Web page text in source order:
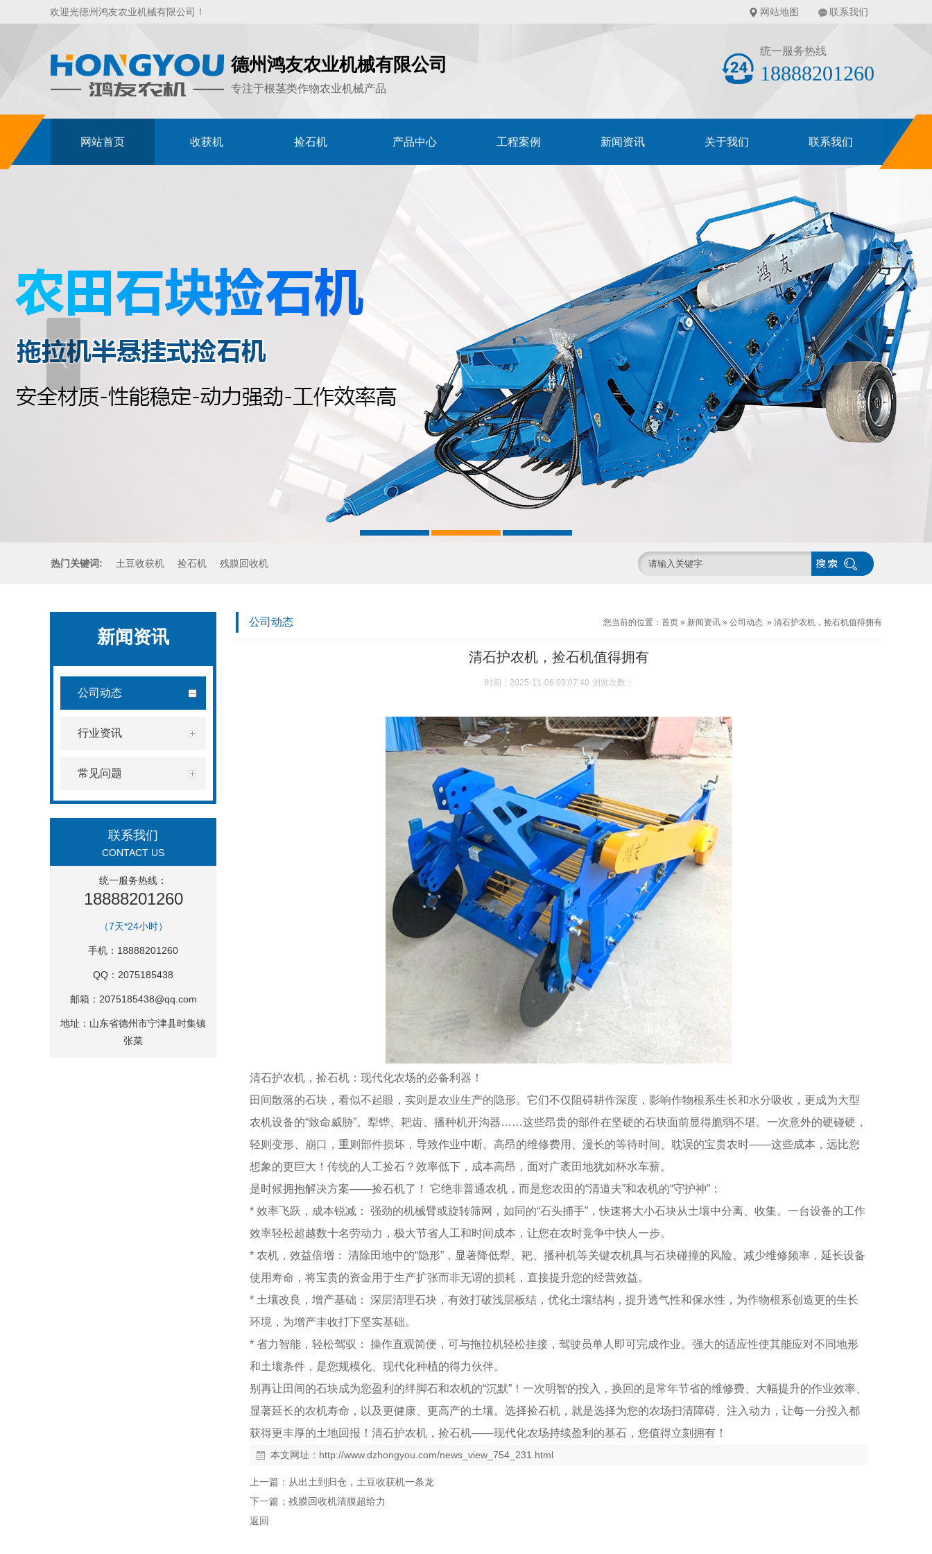
欢迎光德州鸿友农业机械有限公司！ 网站地图 联系我们
德州鸿友农业机械有限公司
专注于根茎类作物农业机械产品
统一服务热线
18888201260
网站首页 收获机 捡石机 产品中心 工程案例 新闻资讯 关于我们 联系我们
热门关键词: 土豆收获机 捡石机 残膜回收机
新闻资讯
公司动态
行业资讯
常见问题
联系我们
CONTACT US
统一服务热线：
18888201260
（7天*24小时）
手机：18888201260
QQ：2075185438
邮箱： 2075185438@qq.com
地址：山东省德州市宁津县时集镇
张菜
公司动态 您当前的位置： 首页 » 新闻资讯 » 公司动态 » 清石护农机，捡石机值得拥有
清石护农机，捡石机值得拥有
时间：2025-11-06 09:07:40 浏览次数：
清石护农机， 捡石机 ：现代化农场的必备利器！
田间散落的石块，看似不起眼，实则是农业生产的隐形。它们不仅阻碍耕作深度，影响作物根系生长和水分吸收，更成为大型
农机设备的“致命威胁”。犁铧、耙齿、播种机开沟器……这些昂贵的部件在坚硬的石块面前显得脆弱不堪。一次意外的硬碰硬，
轻则变形、崩口，重则部件损坏，导致作业中断。高昂的维修费用、漫长的等待时间、耽误的宝贵农时——这些成本，远比您
想象的更巨大！传统的人工捡石？效率低下，成本高昂，面对广袤田地犹如杯水车薪。
是时候拥抱解决方案——捡石机了！ 它绝非普通农机，而是您农田的“清道夫”和农机的“守护神”：
* 效率飞跃，成本锐减： 强劲的机械臂或旋转筛网，如同的“石头捕手”，快速将大小石块从土壤中分离、收集。一台设备的工作
效率轻松超越数十名劳动力，极大节省人工和时间成本，让您在农时竞争中快人一步。
* 农机，效益倍增： 清除田地中的“隐形”，显著降低犁、耙、播种机等关键农机具与石块碰撞的风险。减少维修频率，延长设备
使用寿命，将宝贵的资金用于生产扩张而非无谓的损耗，直接提升您的经营效益。
* 土壤改良，增产基础： 深层清理石块，有效打破浅层板结，优化土壤结构，提升透气性和保水性，为作物根系创造更的生长
环境，为增产丰收打下坚实基础。
* 省力智能，轻松驾驭： 操作直观简便，可与拖拉机轻松挂接，驾驶员单人即可完成作业。强大的适应性使其能应对不同地形
和土壤条件，是您规模化、现代化种植的得力伙伴。
别再让田间的石块成为您盈利的绊脚石和农机的“沉默”！一次明智的投入，换回的是常年节省的维修费、大幅提升的作业效率、
显著延长的农机寿命，以及更健康、更高产的土壤。选择捡石机，就是选择为您的农场扫清障碍、注入动力，让每一分投入都
获得更丰厚的土地回报！清石护农机，捡石机——现代化农场持续盈利的基石，您值得立刻拥有！
本文网址： http://www.dzhongyou.com/news_view_754_231.html
上一篇： 从出土到归仓，土豆收获机一条龙
下一篇： 残膜回收机清膜超给力
返回